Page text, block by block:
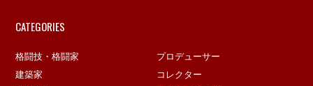
CATEGORIES
格闘技・格闘家
プロデューサー
建築家
コレクター